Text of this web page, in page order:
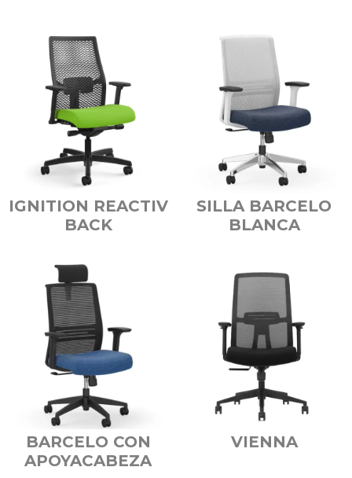
IGNITION REACTIV
BACK
SILLA BARCELO
BLANCA
BARCELO CON
APOYACABEZA
VIENNA